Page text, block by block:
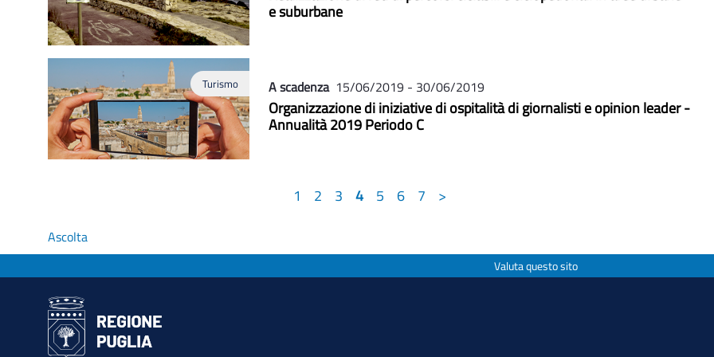
e suburbane
Turismo A scadenza 15/06/2019 - 30/06/2019
Organizzazione di iniziative di ospitalità di giornalisti e opinion leader -
Annualità 2019 Periodo C
1 2 3 4 5 6 7 >
Ascolta
Valuta questo sito